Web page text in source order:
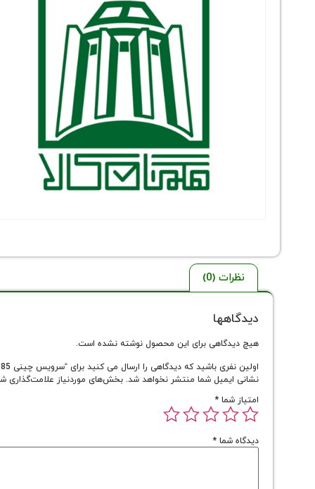
نظرات (0)
دیدگاهها
هیچ دیدگاهی برای این محصول نوشته نشده است.
اولین نفری باشید که دیدگاهی را ارسال می کنید برای “سرویس چینی 85 پارچه ستاره طلایی”
نشانی ایمیل شما منتشر نخواهد شد. بخش‌های موردنیاز علامت‌گذاری
امتیاز شما *
دیدگاه شما *